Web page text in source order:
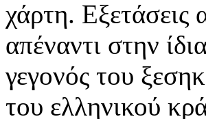
χάρτη. Εξετάσεις
απέναντι στην
γεγονός του
του ελληνικού